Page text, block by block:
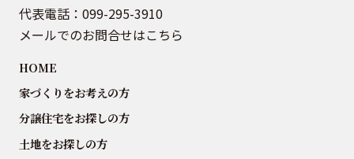
代表電話： 099-295-3910
メールでのお問合せはこちら
HOME
家づくりをお考えの方
分譲住宅をお探しの方
土地をお探しの方